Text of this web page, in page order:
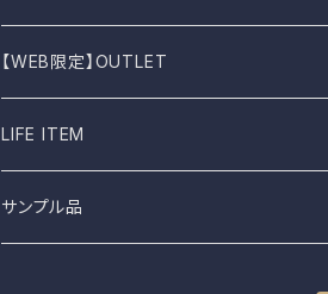
BIRKEN STOCK
shimaai
NAPRON
Knit
Sweatshirt
Vest
Boots
Stall
Socks
Cap
【WEB限定】OUTLET
B品
LIFE ITEM
食器
サンプル品